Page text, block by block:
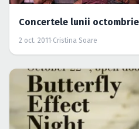
Concertele lunii octombrie
2 oct. 2011·Cristina Soare